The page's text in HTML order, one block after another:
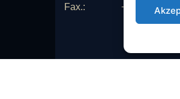
Fax.:
+49 (0)209 /